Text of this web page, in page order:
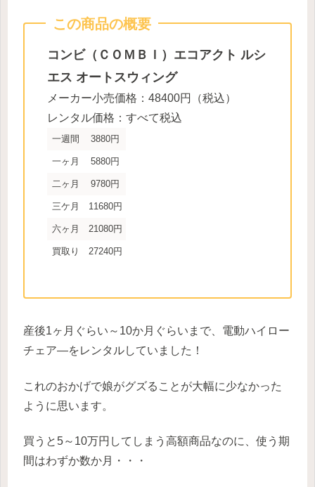
この商品の概要
コンビ（ＣＯＭＢＩ） エコアクト ルシ
エス オートスウィング
メーカー小売価格：48400円（税込）
レンタル価格：すべて税込
一週間 3880円
一ヶ月 5880円
二ヶ月 9780円
三ケ月 11680円
六ヶ月 21080円
買取り 27240円
産後1ヶ月ぐらい～10か月ぐらいまで、電動ハイロー
チェア―をレンタルしていました！
これのおかげで娘がグズることが大幅に少なかった
ように思います。
買うと5～10万円してしまう高額商品なのに、使う期
間はわずか数か月・・・